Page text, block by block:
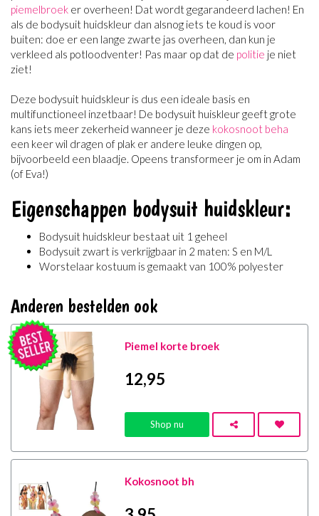
piemelbroek er overheen! Dat wordt gegarandeerd lachen! En
als de bodysuit huidskleur dan alsnog iets te koud is voor
buiten: doe er een lange zwarte jas overheen, dan kun je
verkleed als potloodventer! Pas maar op dat de politie je niet
ziet!
Deze bodysuit huidskleur is dus een ideale basis en
multifunctioneel inzetbaar! De bodysuit huiskleur geeft grote
kans iets meer zekerheid wanneer je deze kokosnoot beha
een keer wil dragen of plak er andere leuke dingen op,
bijvoorbeeld een blaadje. Opeens transformeer je om in Adam
(of Eva!)
Eigenschappen bodysuit huidskleur:
Bodysuit huidskleur bestaat uit 1 geheel
Bodysuit zwart is verkrijgbaar in 2 maten: S en M/L
Worstelaar kostuum is gemaakt van 100% polyester
Anderen bestelden ook
Piemel korte broek
12,95
Shop nu
Kokosnoot bh